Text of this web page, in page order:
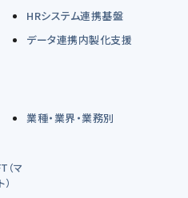
HRシステム連携基盤
データ連携内製化支援
業種・業界・業務別
（マ